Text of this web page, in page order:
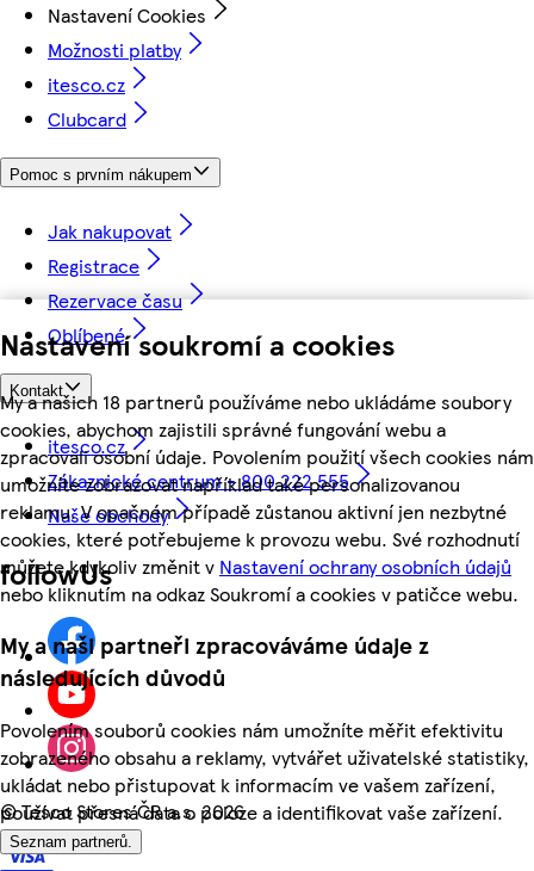
Nastavení soukromí a cookies
My a našich 18 partnerů používáme nebo ukládáme soubory
cookies, abychom zajistili správné fungování webu a
zpracovali osobní údaje. Povolením použití všech cookies nám
umožníte zobrazovat například také personalizovanou
reklamu. V opačném případě zůstanou aktivní jen nezbytné
cookies, které potřebujeme k provozu webu. Své rozhodnutí
můžete kdykoliv změnit v Nastavení ochrany osobních údajů
nebo kliknutím na odkaz Soukromí a cookies v patičce webu.
My a naši partneři zpracováváme údaje z
následujících důvodů
Povolením souborů cookies nám umožníte měřit efektivitu
zobrazeného obsahu a reklamy, vytvářet uživatelské statistiky,
ukládat nebo přistupovat k informacím ve vašem zařízení,
používat přesná data o poloze a identifikovat vaše zařízení.
Seznam partnerů.
Nastavení Cookies
Možnosti platby
itesco.cz
Clubcard
Pomoc s prvním nákupem
Jak nakupovat
Registrace
Rezervace času
Oblíbené
Kontakt
itesco.cz
Zákaznické centrum - 800 222 555
Naše obchody
followUs
©Tesco Stores ČR a.s. 2026